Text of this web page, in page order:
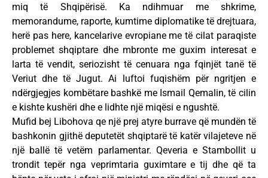
miq të Shqipërisë. Ka ndihmuar me shkrime,
memorandume, raporte, kumtime diplomatike të drejtuara,
herë pas here, kancelarive evropiane me të cilat paraqiste
problemet shqiptare dhe mbronte me guxim interesat e
larta të vendit, seriozisht të cenuara nga fqinjët tanë të
Veriut dhe të Jugut. Ai luftoi fuqishëm për ngritjen e
ndërgjegjes kombëtare bashkë me Ismail Qemalin, të cilin
e kishte kushëri dhe e lidhte një miqësi e ngushtë.
Mufid bej Libohova qe një prej atyre burrave që mundën të
bashkonin gjithë deputetët shqiptarë të katër vilajeteve në
një ballë të vetëm parlamentar. Qeveria e Stambollit u
trondit tepër nga veprimtaria guximtare e tij dhe që ta